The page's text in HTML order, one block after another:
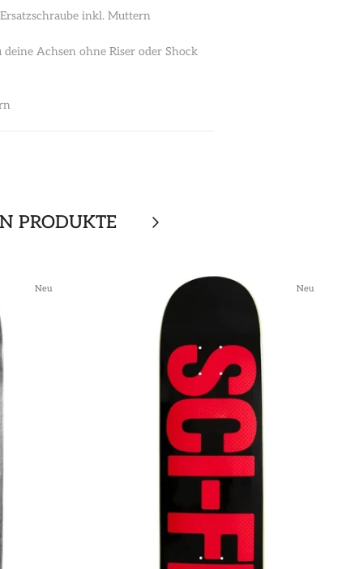
inkl. Muttern
Achsen ohne Riser oder Shock
PRODUKTE
Neu Neu